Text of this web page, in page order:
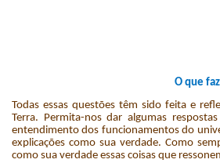
O que
Todas essas questões têm sido feita e
Terra. Permita-nos dar algumas
entendimento dos funcionamentos do
explicações como sua verdade. Como
como sua verdade essas coisas que